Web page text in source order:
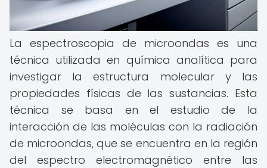
La espectroscopia de microondas es una
técnica utilizada en química analítica para
investigar la estructura molecular y las
propiedades físicas de las sustancias. Esta
técnica se basa en el estudio de la
interacción de las moléculas con la radiación
de microondas, que se encuentra en la región
del espectro electromagnético entre las